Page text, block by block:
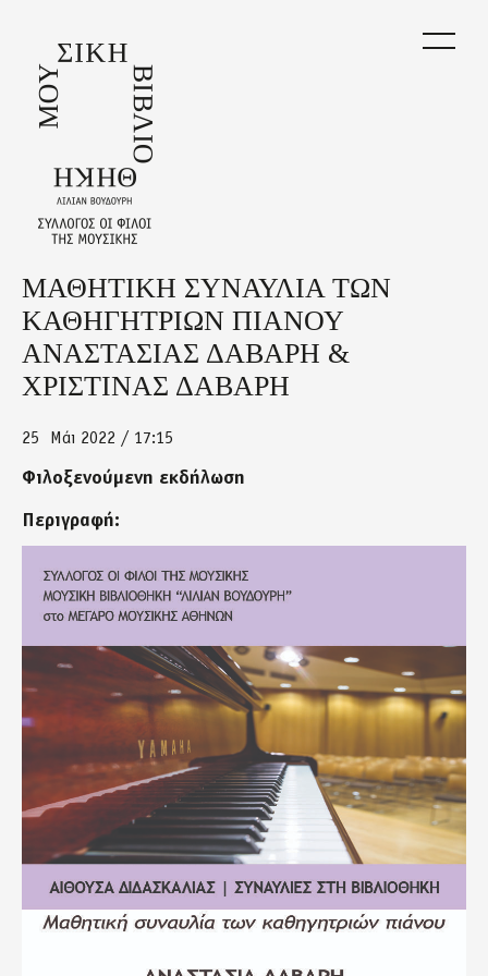
main
content
Back
to
top
ΜΑΘΗΤΙΚΗ ΣΥΝΑΥΛΙΑ ΤΩΝ
ΚΑΘΗΓΗΤΡΙΩΝ ΠΙΑΝΟΥ
ΑΝΑΣΤΑΣΙΑΣ ΔΑΒΑΡΗ &
ΧΡΙΣΤΙΝΑΣ ΔΑΒΑΡΗ
25 Μάι 2022 / 17:15
Φιλοξενούμενη εκδήλωση
Περιγραφή:
synavlies_davari25_5_2022_002.jpg